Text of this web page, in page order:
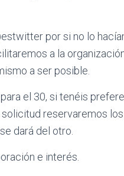
por si no lo
a la
a ser posible.
el 30, si tenéis
reservaremos
dará del otro.
e interés.